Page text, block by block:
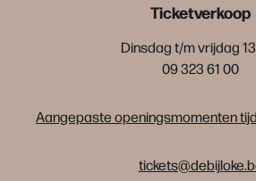
Ticketverkoop
Dinsdag t/m vrijdag
09 323 61 00
Aangepaste openingsmomenten